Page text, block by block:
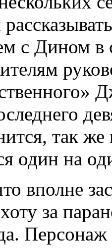
с Дином в
так
один на
вполне
за